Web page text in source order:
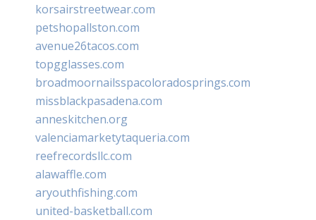
korsairstreetwear.com
petshopallston.com
avenue26tacos.com
topgglasses.com
broadmoornailsspacoloradosprings.com
missblackpasadena.com
anneskitchen.org
valenciamarketytaqueria.com
reefrecordsllc.com
alawaffle.com
aryouthfishing.com
united-basketball.com